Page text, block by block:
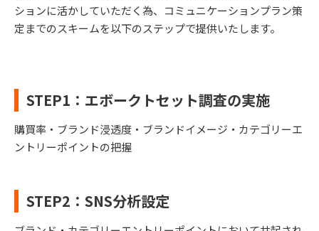
ションに活かしていただく為、コミュニケーションプラン策
定までのスキームを以下のステップで提供いたします。
STEP1：エボークトセット調査の実施
購買率・ブランド浸透度・ブランドイメージ・カテゴリーエ
ントリーポイントの把握
STEP2：SNS分析設定